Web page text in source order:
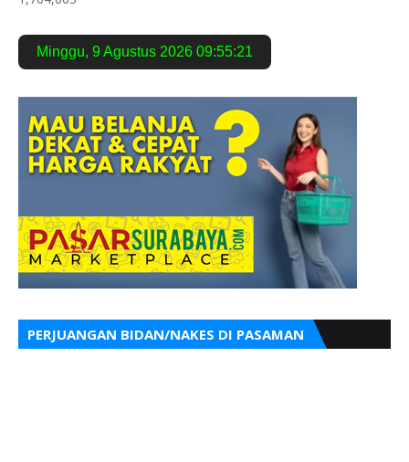
Minggu, 9 Agustus 2026 09:55:22
PERJUANGAN BIDAN/NAKES DI PASAMAN